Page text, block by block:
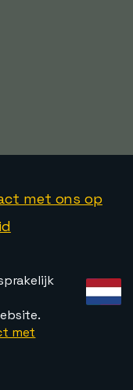
met ons op
met